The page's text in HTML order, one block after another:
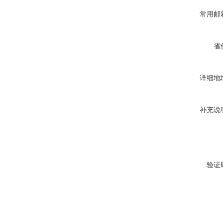
常用邮
省
详细地
补充说
验证